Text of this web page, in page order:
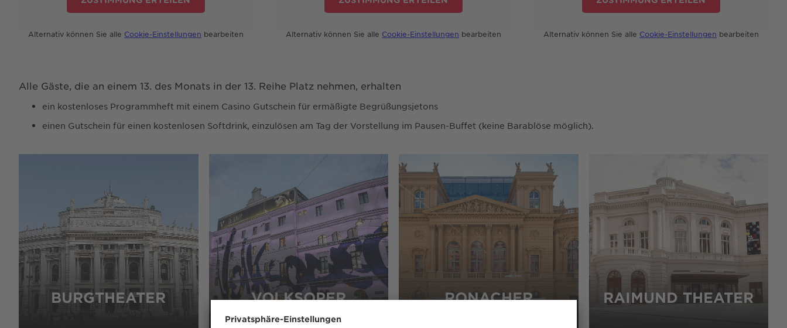
Alternativ können Sie alle Cookie-Einstellungen bearbeiten Alternativ können Sie alle Cookie-Einstellungen bearbeiten Alternativ können Sie alle Cookie-Einstellungen bearbeiten
Alle Gäste, die an einem 13. des Monats in der 13. Reihe Platz nehmen, erhalten
ein kostenloses Programmheft mit einem Casino Gutschein für ermäßigte Begrüßungsjetons
einen Gutschein für einen kostenlosen Softdrink, einzulösen am Tag der Vorstellung im Pausen-Buffet (keine Barablöse möglich).
BURGTHEATER VOLKSOPER RONACHER RAIMUND THEATER